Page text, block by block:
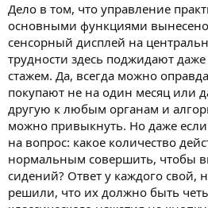
Дело в том, что управление
основными функциями
сенсорный дисплей на
трудности здесь поджидают
стажем. Да, всегда можно
покупают не на один месяц или
другую к любым органам и
можно привыкнуть. Но даже если
на вопрос: какое количество
нормальным совершить, чтобы
сидений? Ответ у каждого свой,
решили, что их должно быть